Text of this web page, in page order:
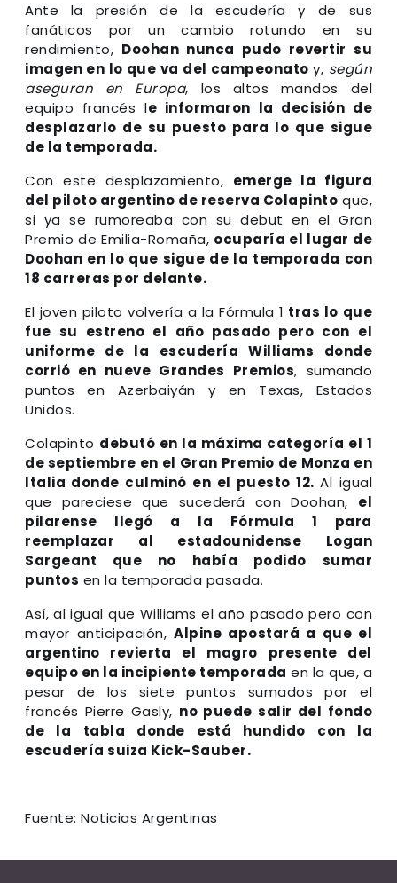
Ante la presión de la escudería y de sus
fanáticos por un cambio rotundo en su
rendimiento, Doohan nunca pudo revertir su
imagen en lo que va del campeonatoy, según
aseguran en Europa, los altos mandos del
equipo francés le informaron la decisión de
desplazarlo de su puesto para lo que sigue
de la temporada.
Con este desplazamiento, emerge la figura
del piloto argentino de reserva Colapinto que,
si ya se rumoreaba con su debut en el Gran
Premio de Emilia-Romaña, ocuparía el lugar de
Doohan en lo que sigue de la temporada con
18 carreras por delante.
El joven piloto volvería a la Fórmula 1 tras lo que
fue su estreno el año pasado pero con el
uniforme de la escudería Williams donde
corrió en nueve Grandes Premios, sumando
puntos en Azerbaiyán y en Texas, Estados
Unidos.
Colapinto debutó en la máxima categoría el 1
de septiembre en el Gran Premio de Monza en
Italia donde culminó en el puesto 12.Al igual
que pareciese que sucederá con Doohan, el
pilarense llegó a la Fórmula 1 para
reemplazar al estadounidense Logan
Sargeant que no había podido sumar
puntos en la temporada pasada.
Así, al igual que Williams el año pasado pero con
mayor anticipación, Alpine apostará a que el
argentino revierta el magro presente del
equipo en la incipiente temporada en la que, a
pesar de los siete puntos sumados por el
francés Pierre Gasly, no puede salir del fondo
de la tabla donde está hundido con la
escudería suiza Kick-Sauber.
Fuente: Noticias Argentinas